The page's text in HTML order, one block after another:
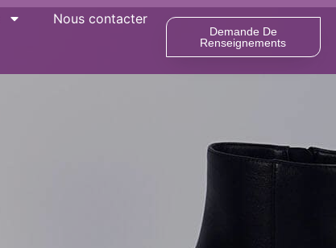
Nous contacter
Demande De
Renseignements